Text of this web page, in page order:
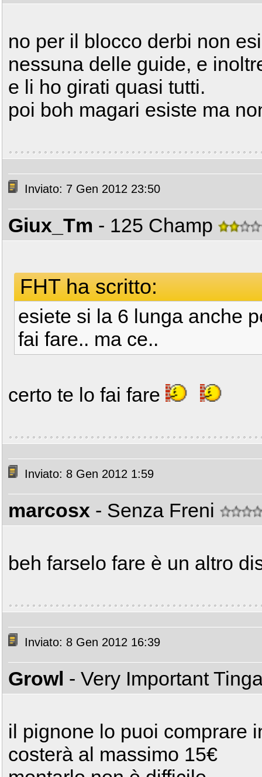
no per il blocco derbi non
nessuna delle guide, e
e li ho girati quasi tutti.
poi boh magari esiste ma
Inviato: 7 Gen 2012 23:50
Giux_Tm - 125 Champ
FHT ha scritto:
esiete si la 6 lunga anche
fai fare.. ma ce..
certo te lo fai fare
Inviato: 8 Gen 2012 1:59
marcosx - Senza Freni
beh farselo fare è un altro
Inviato: 8 Gen 2012 16:39
Growl - Very Important
il pignone lo puoi comprare
costerà al massimo 15€